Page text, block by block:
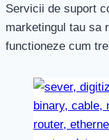
Servicii de suport
marketingul tau sa
functioneze cum